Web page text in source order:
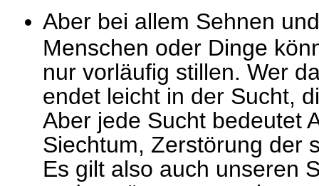
Aber bei allem Sehnen
Menschen oder Dinge
nur vorläufig stillen. Wer
endet leicht in der Sucht,
Aber jede Sucht bedeutet
Siechtum, Zerstörung der
Es gilt also auch unseren